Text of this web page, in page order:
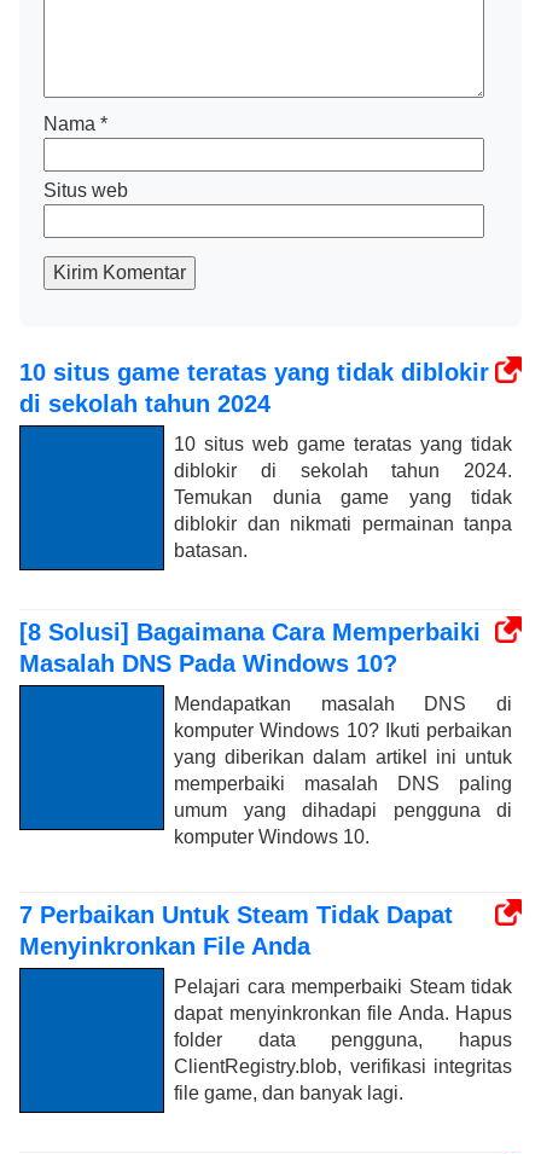
Nama *
Situs web
Kirim Komentar
10 situs game teratas yang tidak diblokir
di sekolah tahun 2024
10 situs web game teratas yang tidak
diblokir di sekolah tahun 2024.
Temukan dunia game yang tidak
diblokir dan nikmati permainan tanpa
batasan.
[8 Solusi] Bagaimana Cara Memperbaiki
Masalah DNS Pada Windows 10?
Mendapatkan masalah DNS di
komputer Windows 10? Ikuti perbaikan
yang diberikan dalam artikel ini untuk
memperbaiki masalah DNS paling
umum yang dihadapi pengguna di
komputer Windows 10.
7 Perbaikan Untuk Steam Tidak Dapat
Menyinkronkan File Anda
Pelajari cara memperbaiki Steam tidak
dapat menyinkronkan file Anda. Hapus
folder data pengguna, hapus
ClientRegistry.blob, verifikasi integritas
file game, dan banyak lagi.